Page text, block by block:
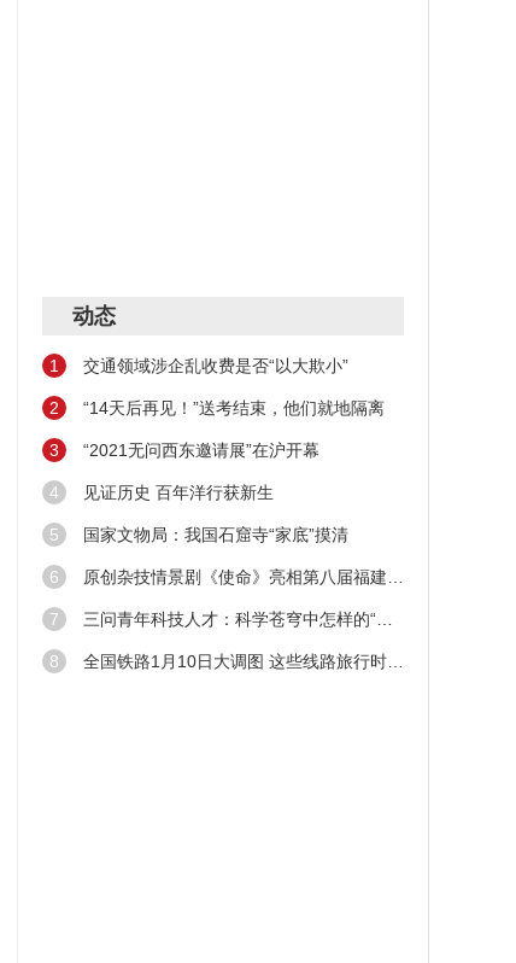
动态
1 交通领域涉企乱收费是否“以大欺小”
2 “14天后再见！”送考结束，他们就地隔离
3 “2021无问西东邀请展”在沪开幕
4 见证历史 百年洋行获新生
5 国家文物局：我国石窟寺“家底”摸清
6 原创杂技情景剧《使命》亮相第八届福建艺术节
7 三问青年科技人才：科学苍穹中怎样的“新星”在闪耀
8 全国铁路1月10日大调图 这些线路旅行时间缩短！